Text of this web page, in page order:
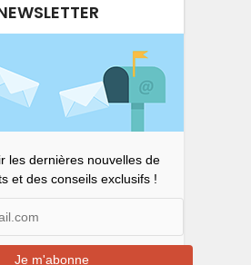
les dernières nouvelles de
et des conseils exclusifs !